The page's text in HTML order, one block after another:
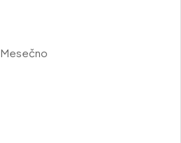
Mesečno